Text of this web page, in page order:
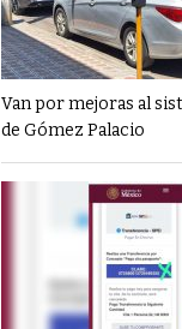
‘Las
PC29- 7
Van por mejoras al
de Gómez Palacio